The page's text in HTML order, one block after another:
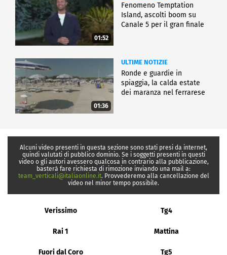
01:52
Fenomeno Temptation
Island, ascolti boom su
Canale 5 per il gran finale
01:36
ULTIME NOTIZIE
Ronde e guardie in
spiaggia, la calda estate
dei maranza nel ferrarese
Alcuni video presenti in questa sezione sono stati presi da internet,
quindi valutati di pubblico dominio. Se i soggetti presenti in questi
video o gli autori avessero qualcosa in contrario alla pubblicazione,
basterà fare richiesta di rimozione inviando una mail a:
team_verticali@italiaonline.it. Provvederemo alla cancellazione del
video nel minor tempo possibile.
Verissimo Tg4
Rai 1 Mattina
Fuori dal Coro Tg5